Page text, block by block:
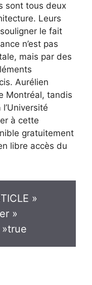
sont tous deux
Leurs
le fait
n’est pas
mais par des
Aurélien
Montréal, tandis
à cette
gratuitement
libre accès du
»
»